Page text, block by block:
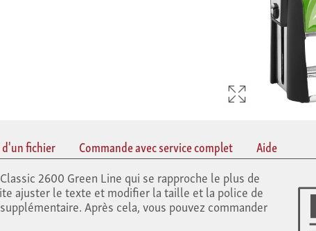
fichier Commande avec service complet Aide
2600 Green Line qui se rapproche le plus de
ajuster le texte et modifier la taille et la police de
Après cela, vous pouvez commander